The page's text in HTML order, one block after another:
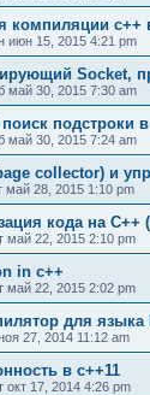
компиляции c++
июн 15, 2015 4:21 pm
Socket,
май 30, 2015 7:30 am
подстроки в
май 30, 2015 7:24 am
collector) и
май 28, 2015 1:10 pm
кода на C++
май 22, 2015 2:10 pm
in с++
май 22, 2015 2:02 pm
для языка
27, 2014 11:12 am
в c++11
окт 17, 2014 4:26 pm